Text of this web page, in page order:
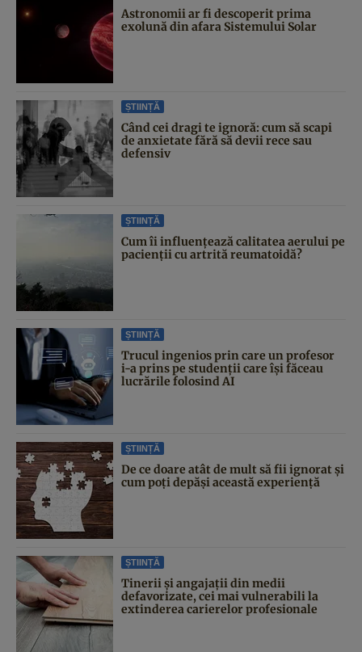
Astronomii ar fi descoperit prima
exolună din afara Sistemului Solar
ȘTIINȚĂ
Când cei dragi te ignoră: cum să scapi
de anxietate fără să devii rece sau
defensiv
ȘTIINȚĂ
Cum îi influențează calitatea aerului pe
pacienții cu artrită reumatoidă?
ȘTIINȚĂ
Trucul ingenios prin care un profesor
i-a prins pe studenții care își făceau
lucrările folosind AI
ȘTIINȚĂ
De ce doare atât de mult să fii ignorat și
cum poți depăși această experiență
ȘTIINȚĂ
Tinerii și angajații din medii
defavorizate, cei mai vulnerabili la
extinderea carierelor profesionale